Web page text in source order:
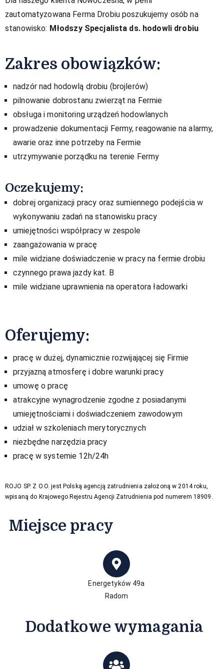
zautomatyzowana Ferma Drobiu poszukujemy osób na
stanowisko: Młodszy Specjalista ds. hodowli drobiu
Zakres obowiązków:
nadzór nad hodowlą drobiu (brojlerów)
pilnowanie dobrostanu zwierząt na Fermie
obsługa i monitoring urządzeń hodowlanych
prowadzenie dokumentacji Fermy, reagowanie na alarmy,
awarie oraz inne potrzeby na Fermie
utrzymywanie porządku na terenie Fermy
Oczekujemy:
dobrej organizacji pracy oraz sumiennego podejścia w
wykonywaniu zadań na stanowisku pracy
umiejętności współpracy w zespole
zaangażowania w pracę
mile widziane doświadczenie w pracy na fermie drobiu
czynnego prawa jazdy kat. B
mile widziane uprawnienia na operatora ładowarki
Oferujemy:
pracę w dużej, dynamicznie rozwijającej się Firmie
przyjazną atmosferę i dobre warunki pracy
umowę o pracę
atrakcyjne wynagrodzenie zgodne z posiadanymi
umiejętnościami i doświadczeniem zawodowym
udział w szkoleniach merytorycznych
niezbędne narzędzia pracy
pracę w systemie 12h/24h
ROJO SP. Z O.O. jest Polską agencją zatrudnienia założoną w 2014 roku,
wpisaną do Krajowego Rejestru Agencji Zatrudnienia pod numerem 18909.
Miejsce pracy​
Energetyków 49a
Radom
Dodatkowe wymagania